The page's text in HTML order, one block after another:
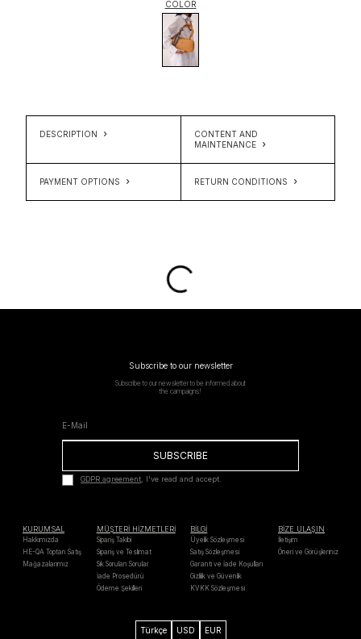
COLOR
DESCRIPTION
CONTENT AND
MAINTENANCE
PAYMENT OPTIONS RETURN CONDITIONS
Subscribe to our newsletter
Subscribe to our newsletter to be informed about
the campaigns!
SUBSCRIBE
GDPR agreement, I've read and accept.
KURUMSAL
Hakkımızda
HE-QA Toptan Satış
Mağazalarımız
MÜŞTERİ HİZMETLERİ
Sipariş Takibi
Sipariş ve Teslimat
Sık Sorulan Sorular
İade Prosedürü
Ödeme Şekilleri
BİLGİ
Üyelik Sözleşmesi
Satış Sözleşmesi
Garanti ve İade Koşulları
Gizlilik ve Güvenlik
KVKK Sözleşmesi
BİZE ULAŞIN
İletişim
Öneri ve Görüşleriniz
Türkçe USD EUR